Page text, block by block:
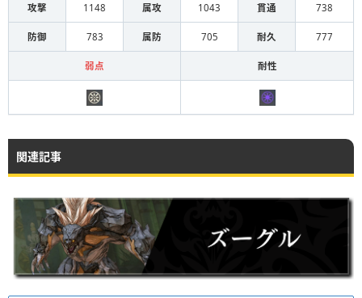
攻撃 1148 属攻 1043 貫通 738
防御 783 属防 705 耐久 777
弱点 耐性
関連記事